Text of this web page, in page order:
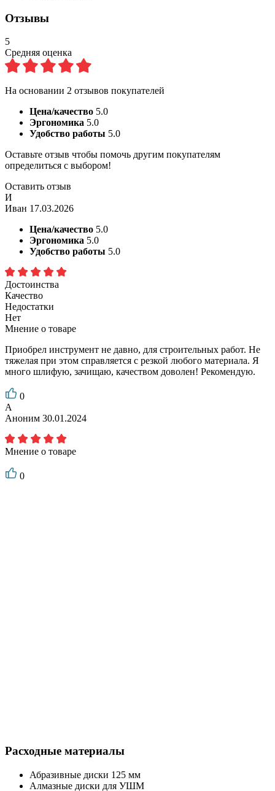
Отзывы
5
Средняя оценка
На основании 2 отзывов покупателей
Цена/качество 5.0
Эргономика 5.0
Удобство работы 5.0
Оставьте отзыв чтобы помочь другим покупателям
определиться с выбором!
Оставить отзыв
И
Иван 17.03.2026
Цена/качество 5.0
Эргономика 5.0
Удобство работы 5.0
Достоинства
Качество
Недостатки
Нет
Мнение о товаре
Приобрел инструмент не давно, для строительных работ. Не
тяжелая при этом справляется с резкой любого материала. Я
много шлифую, зачищаю, качеством доволен! Рекомендую.
0
А
Аноним 30.01.2024
Мнение о товаре
0
Расходные материалы
Абразивные диски 125 мм
Алмазные диски для УШМ